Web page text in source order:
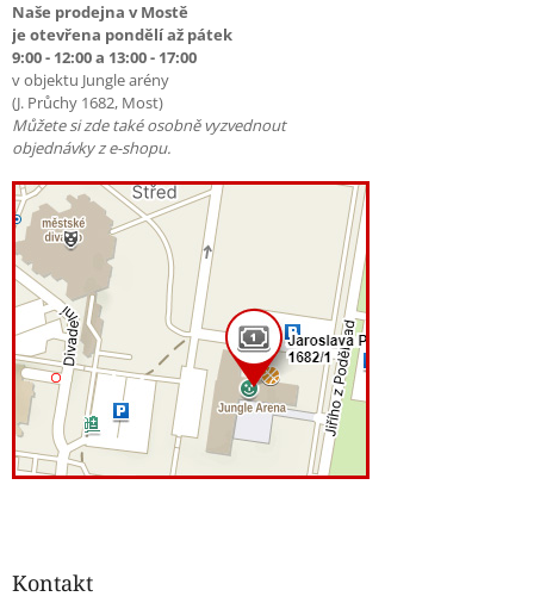
Naše prodejna v Mostě
je otevřena pondělí až pátek
9:00 - 12:00 a 13:00 - 17:00
v objektu Jungle arény
(J. Průchy 1682, Most)
Můžete si zde také osobně vyzvednout
objednávky z e-shopu.
Kontakt